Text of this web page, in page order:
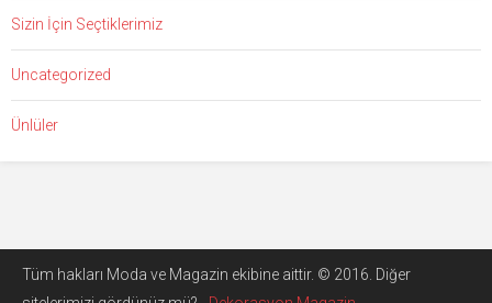
Sizin İçin Seçtiklerimiz
Uncategorized
Ünlüler
Tüm hakları Moda ve Magazin ekibine aittir. © 2016. Diğer